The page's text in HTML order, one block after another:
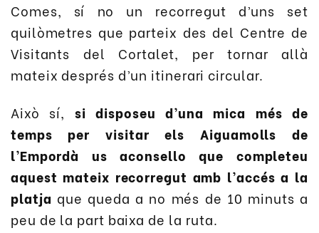
Comes, sí no un recorregut d’uns set
quilòmetres que parteix des del Centre de
Visitants del Cortalet, per tornar allà
mateix després d’un itinerari circular.
Això sí, si disposeu d’una mica més de
temps per visitar els Aiguamolls de
l’Empordà us aconsello que completeu
aquest mateix recorregut amb l’accés a la
platja que queda a no més de 10 minuts a
peu de la part baixa de la ruta.